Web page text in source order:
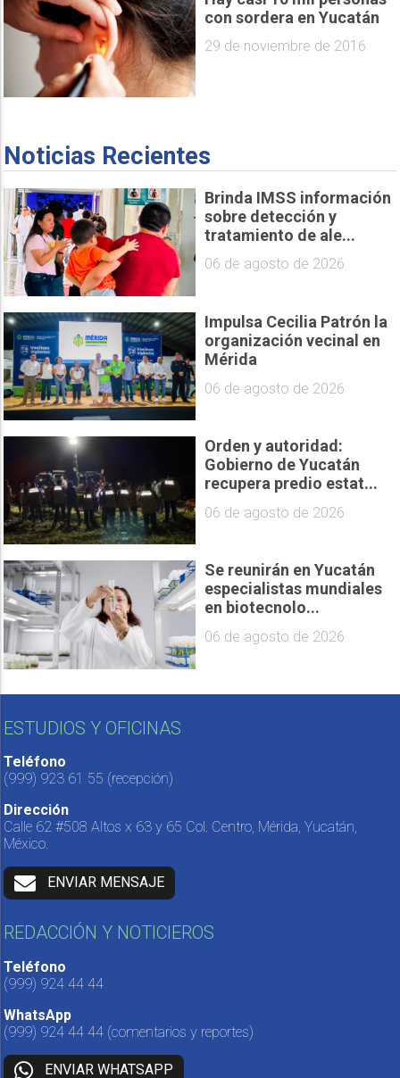
con sordera en Yucatán
29 de noviembre de 2016
Noticias Recientes
Brinda IMSS información
sobre detección y
tratamiento de ale...
06 de agosto de 2026
Impulsa Cecilia Patrón la
organización vecinal en
Mérida
06 de agosto de 2026
Orden y autoridad:
Gobierno de Yucatán
recupera predio estat...
06 de agosto de 2026
Se reunirán en Yucatán
especialistas mundiales
en biotecnolo...
06 de agosto de 2026
ESTUDIOS Y OFICINAS
Teléfono
(999) 923 61 55 (recepción)
Dirección
Calle 62 #508 Altos x 63 y 65 Col. Centro, Mérida, Yucatán,
México.
ENVIAR MENSAJE
REDACCIÓN Y NOTICIEROS
Teléfono
(999) 924 44 44
WhatsApp
(999) 924 44 44 (comentarios y reportes)
ENVIAR WHATSAPP